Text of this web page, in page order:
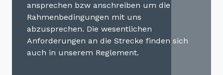
ansprechen bzw anschreiben um die
Rahmenbedingungen mit uns
abzusprechen. Die wesentlichen
Anforderungen an die Strecke finden sich
auch in unserem Reglement.